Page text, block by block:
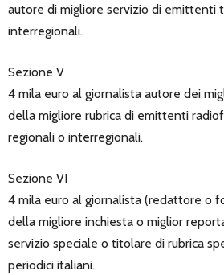
autore di migliore servizio di emittenti
interregionali.
Sezione V
4 mila euro al giornalista autore dei
della migliore rubrica di emittenti
regionali o interregionali.
Sezione VI
4 mila euro al giornalista (redattore o
della migliore inchiesta o miglior
servizio speciale o titolare di rubrica
periodici italiani.